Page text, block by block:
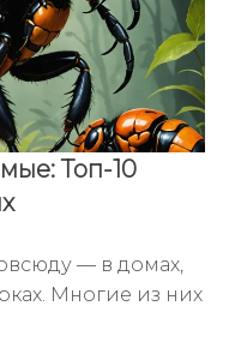
Топ-10
— в домах,
Многие из них